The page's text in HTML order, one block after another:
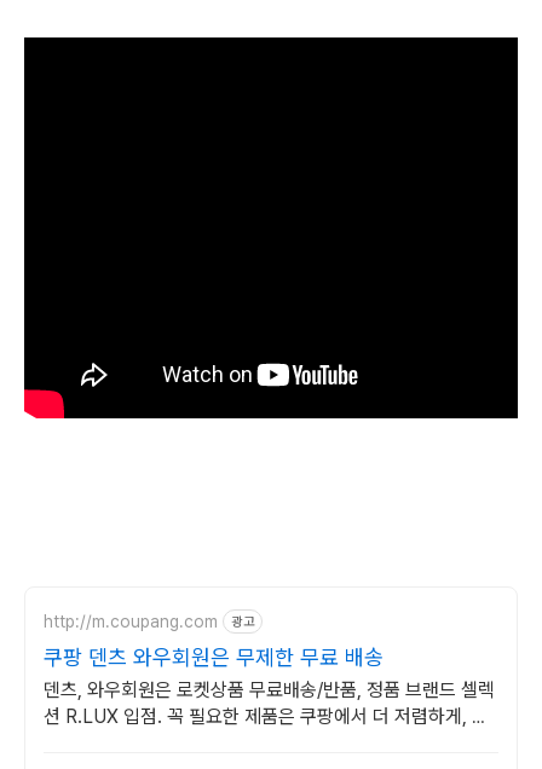
http://m.coupang.com 광고
쿠팡 덴츠 와우회원은 무제한 무료 배송
덴츠, 와우회원은 로켓상품 무료배송/반품, 정품 브랜드 셀렉
션 R.LUX 입점. 꼭 필요한 제품은 쿠팡에서 더 저렴하게, 로